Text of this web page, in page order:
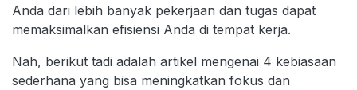
Anda dari lebih banyak pekerjaan dan tugas dapat
memaksimalkan efisiensi Anda di tempat kerja.
Nah, berikut tadi adalah artikel mengenai 4 kebiasaan
sederhana yang bisa meningkatkan fokus dan